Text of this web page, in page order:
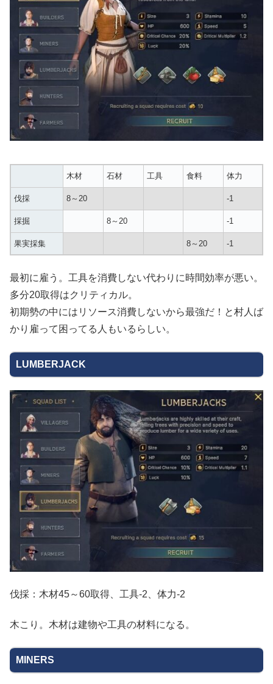
木材 石材 工具 食料 体力
伐採 8～20 -1
採掘 8～20 -1
果実採集 8～20 -1
最初に雇う。工具を消費しない代わりに時間効率が悪い。
多分20取得はクリティカル。
初期勢の中にはリソース消費しないから最強だ！と村人ば
かり雇って困ってる人もいるらしい。
LUMBERJACK
伐採：木材45～60取得、工具-2、体力-2
木こり。木材は建物や工具の材料になる。
MINERS